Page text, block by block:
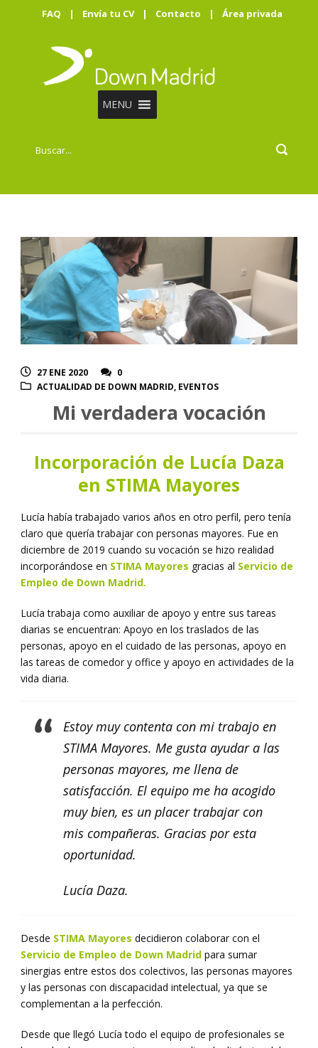
FAQ | Envía tu CV | Contacto | Área privada
MENU
27 ENE 2020
0
ACTUALIDAD DE DOWN MADRID, EVENTOS
Mi verdadera vocación
Incorporación de Lucía Daza
en STIMA Mayores
Lucía había trabajado varios años en otro perfil, pero tenía
claro que quería trabajar con personas mayores. Fue en
diciembre de 2019 cuando su vocación se hizo realidad
incorporándose en STIMA Mayores gracias al Servicio de
Empleo de Down Madrid.
Lucía trabaja como auxiliar de apoyo y entre sus tareas
diarias se encuentran: Apoyo en los traslados de las
personas, apoyo en el cuidado de las personas, apoyo en
las tareas de comedor y office y apoyo en actividades de la
vida diaria.
Estoy muy contenta con mi trabajo en
STIMA Mayores. Me gusta ayudar a las
personas mayores, me llena de
satisfacción. El equipo me ha acogido
muy bien, es un placer trabajar con
mis compañeras. Gracias por esta
oportunidad.
Lucía Daza.
Desde STIMA Mayores decidieron colaborar con el
Servicio de Empleo de Down Madrid para sumar
sinergias entre estos dos colectivos, las personas mayores
y las personas con discapacidad intelectual, ya que se
complementan a la perfección.
Desde que llegó Lucía todo el equipo de profesionales se